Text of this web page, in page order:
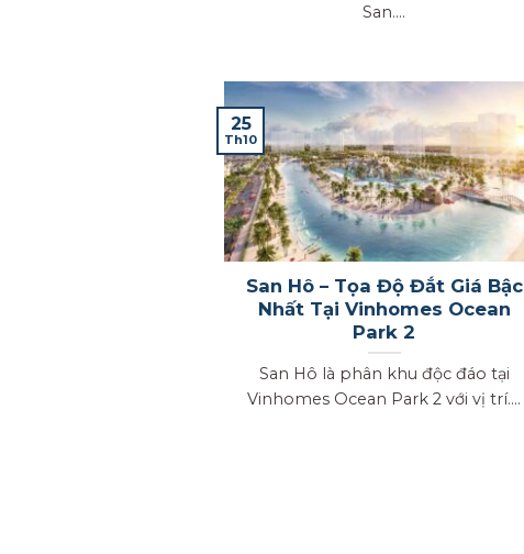
San....
San Hô – Tọa Độ Đắt Giá Bậc
Nhất Tại Vinhomes Ocean
Park 2
San Hô là phân khu độc đáo tại
Vinhomes Ocean Park 2 với vị trí....
25
Th10